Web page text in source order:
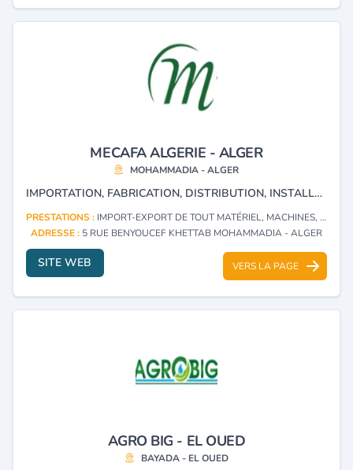
MECAFA ALGERIE - ALGER
MOHAMMADIA - ALGER
IMPORTATION, FABRICATION, DISTRIBUTION, INSTALLATION, RÉPARATION D’ÉQUIPEMENTS AGROALIMENTAIRES, AGRO-INDUSTRIELS ET AGRO-ÉLEVAGE. BATTERIES POUR POULES PONDEUSES, BATTERIES POUR DÉMARRAGE (POUSSINIÈRES), BATTERIES POUR ÉLEVAGE DE POULETS DE CHAIR EN CAGE, ET ÉLEVAGE DE POULETS DE CHAIR ET DE DINDES AU SOL.
PRESTATIONS : IMPORT-EXPORT DE TOUT MATÉRIEL, MACHINES, PIÈCES DÉTACHÉES ET ACCESSOIRES DESTINÉS À L'INDUSTRIE AGRO-ALIMENTAIRE
ADRESSE : 5 RUE BENYOUCEF KHETTAB MOHAMMADIA - ALGER
SITE WEB VERS LA PAGE
AGRO BIG - EL OUED
BAYADA - EL OUED